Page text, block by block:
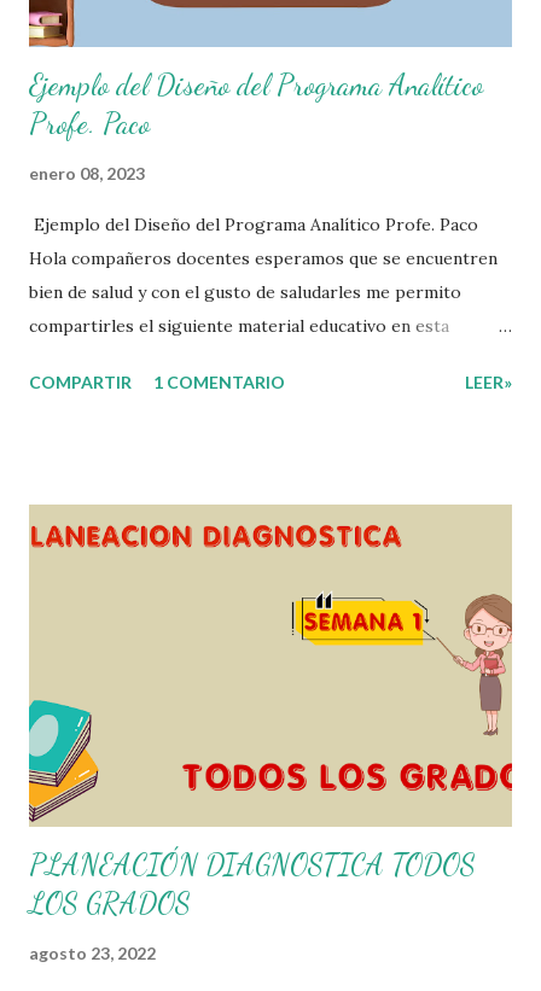
Ejemplo del Diseño del Programa Analítico
Profe. Paco
enero 08, 2023
Ejemplo del Diseño del Programa Analítico Profe. Paco
Hola compañeros docentes esperamos que se encuentren
bien de salud y con el gusto de saludarles me permito
compartirles el siguiente material educativo en esta
Esperando que este material sea de gran utilidad para
agradecemos a los creadores de los diferentes materiales
nosotros solo los compartimos con fines educativos,
didácticos e informativos. ☺️ Obtén documento completo
aquí 👇👇 👇 Ejemplo del Diseño del Programa Analítico
COMPARTIR 1 COMENTARIO LEER»
PLANEACIÓN DIAGNOSTICA TODOS
LOS GRADOS
agosto 23, 2022